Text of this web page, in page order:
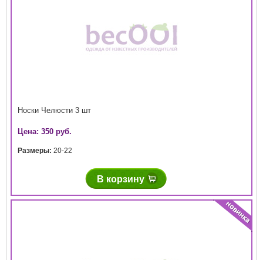
Носки Челюсти 3 шт
Цена: 350 руб.
Размеры: 20-22
В корзину